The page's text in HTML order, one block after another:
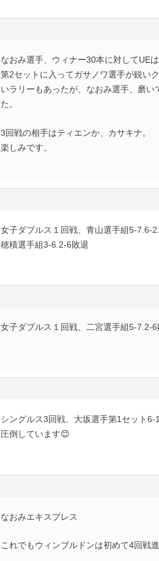
なおみ選手、ウィナー30本に対してUE
第2セットに入ってガサノワ選手が鋭い
いラリーもあったが、なおみ選手、磨
た。
3回戦の相手はティエンか、カサキナ。
楽しみです。
女子ダブルス１回戦、青山選手組5-7.6-
穂積選手組3-6.2-6敗退
女子ダブルス１回戦、二宮選手組5-7.2-6
シングルス3回戦、大坂選手第1セット6-
圧倒しています😊
なおみエキスプレス
これでもウィンブルドンは初めて4回戦